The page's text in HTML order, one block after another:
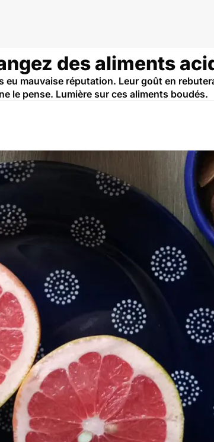
des aliments
eu mauvaise réputation. Leur goût en
le pense. Lumière sur ces aliments boudés.